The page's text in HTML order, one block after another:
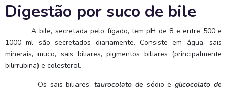
Digestão por suco de bile
· A bile, secretada pelo fígado, tem pH de 8 e entre 500 e
1000 ml são secretados diariamente. Consiste em água, sais
minerais, muco, sais biliares, pigmentos biliares (principalmente
bilirrubina) e colesterol.
· Os sais biliares,taurocolato de sódio eglicocolato de